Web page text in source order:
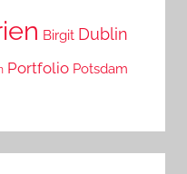
Birgit Dublin
Portfolio Potsdam